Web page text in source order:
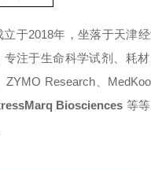
立于2018年，坐落于天津
注于生命科学试剂、耗
ZYMO Research、 MedKoo
Biosciences 等